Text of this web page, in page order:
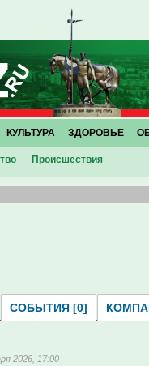
Проиcшествия
КУЛЬТУРА ЗДОРОВЬЕ
СОБЫТИЯ [0]
2026, 17:00